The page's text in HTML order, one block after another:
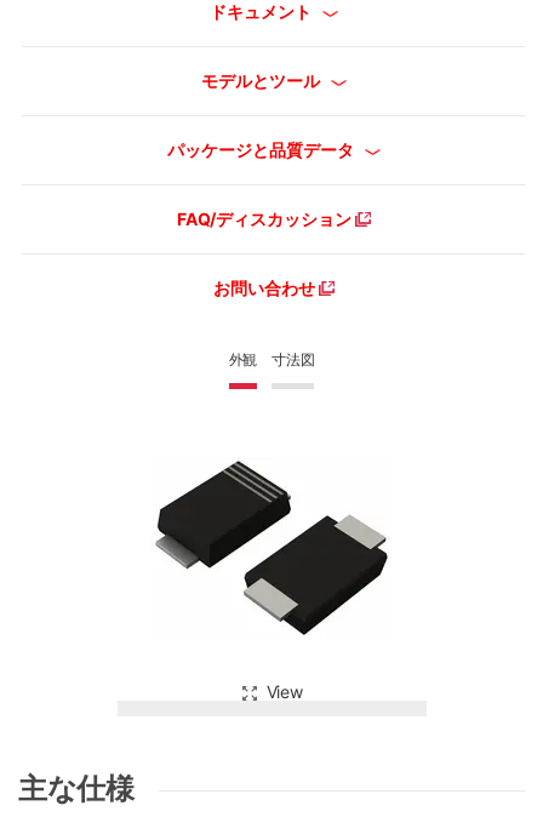
外観 寸法図
View
ドキュメント
モデルとツール
パッケージと品質データ
FAQ/ディスカッション
お問い合わせ
主な仕様